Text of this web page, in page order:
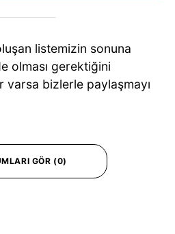
listemizin sonuna
olması gerektiğini
varsa bizlerle paylaşmayı
GÖR (0)